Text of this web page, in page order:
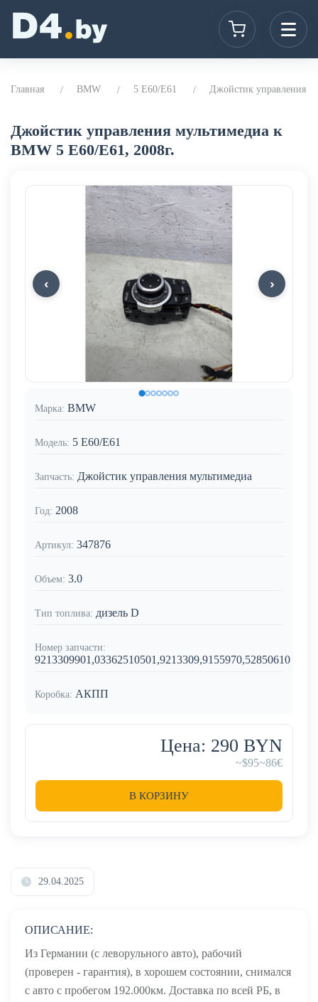
Главная BMW 5 E60/E61 Джойстик управления
Джойстик управления мультимедиа к
BMW 5 E60/E61, 2008г.
Марка: BMW
Модель: 5 E60/E61
Запчасть: Джойстик управления мультимедиа
Год: 2008
Артикул: 347876
Объем: 3.0
Тип топлива: дизель D
Номер запчасти:
9213309901,03362510501,9213309,9155970,52850610
Коробка: АКПП
Цена: 290 BYN
~$95~86€
В КОРЗИНУ
29.04.2025
ОПИСАНИЕ:
Из Германии (с леворульного авто), рабочий
(проверен - гарантия), в хорошем состоянии, снимался
с авто с пробегом 192.000км. Доставка по всей РБ, в